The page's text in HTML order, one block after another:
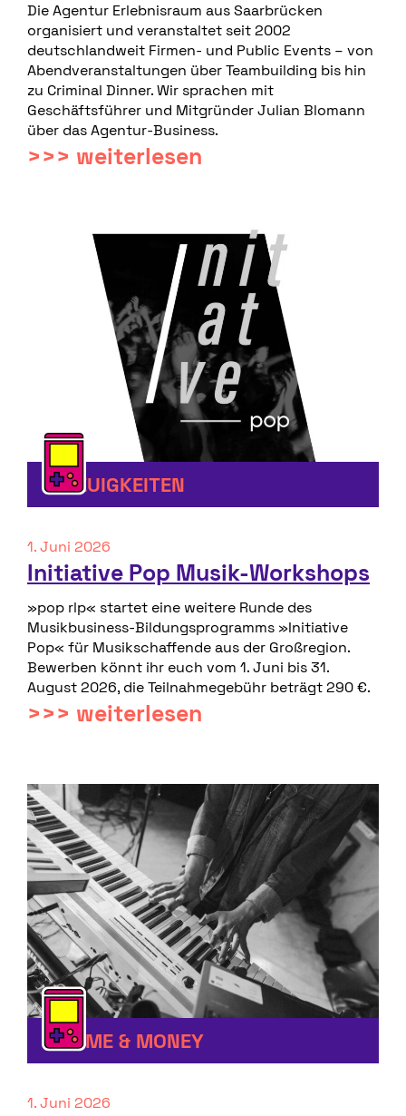
Die Agentur Erlebnisraum aus Saarbrücken
organisiert und veranstaltet seit 2002
deutschlandweit Firmen- und Public Events – von
Abendveranstaltungen über Teambuilding bis hin
zu Criminal Dinner. Wir sprachen mit
Geschäftsführer und Mitgründer Julian Blomann
über das Agentur-Business.
>>> weiterlesen
NEUIGKEITEN
1. Juni 2026
Initiative Pop Musik-Workshops
»pop rlp« startet eine weitere Runde des
Musikbusiness-Bildungsprogramms »Initiative
Pop« für Musikschaffende aus der Großregion.
Bewerben könnt ihr euch vom 1. Juni bis 31.
August 2026, die Teilnahmegebühr beträgt 290 €.
>>> weiterlesen
FAME & MONEY
1. Juni 2026